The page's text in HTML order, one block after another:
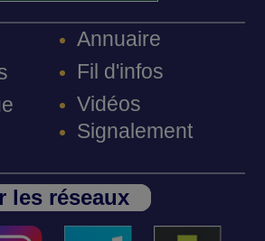
Annuaire
Fil d'infos
Vidéos
Signalement
les réseaux